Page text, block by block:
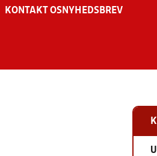
KONTAKT OS NYHEDSBREV